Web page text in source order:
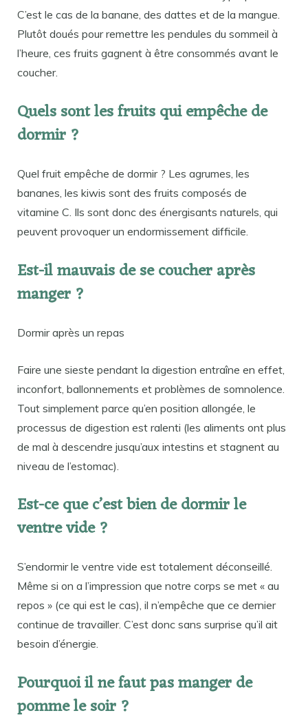
C’est le cas de la banane, des dattes et de la mangue.
Plutôt doués pour remettre les pendules du sommeil à
l’heure, ces fruits gagnent à être consommés avant le
coucher.
Quels sont les fruits qui empêche de
dormir ?
Quel fruit empêche de dormir ? Les agrumes, les
bananes, les kiwis sont des fruits composés de
vitamine C. Ils sont donc des énergisants naturels, qui
peuvent provoquer un endormissement difficile.
Est-il mauvais de se coucher après
manger ?
Dormir après un repas
Faire une sieste pendant la digestion entraîne en effet,
inconfort, ballonnements et problèmes de somnolence.
Tout simplement parce qu’en position allongée, le
processus de digestion est ralenti (les aliments ont plus
de mal à descendre jusqu’aux intestins et stagnent au
niveau de l’estomac).
Est-ce que c’est bien de dormir le
ventre vide ?
S’endormir le ventre vide est totalement déconseillé.
Même si on a l’impression que notre corps se met « au
repos » (ce qui est le cas), il n’empêche que ce dernier
continue de travailler. C’est donc sans surprise qu’il ait
besoin d’énergie.
Pourquoi il ne faut pas manger de
pomme le soir ?